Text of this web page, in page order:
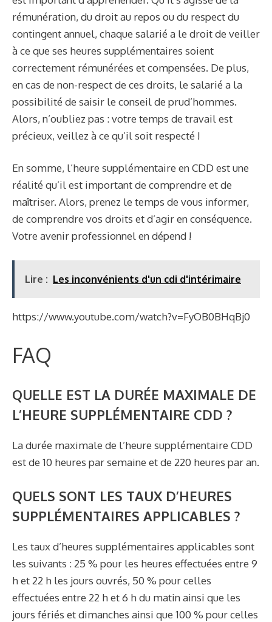
rémunération, du droit au repos ou du respect du
contingent annuel, chaque salarié a le droit de veiller
à ce que ses heures supplémentaires soient
correctement rémunérées et compensées. De plus,
en cas de non-respect de ces droits, le salarié a la
possibilité de saisir le conseil de prud’hommes.
Alors, n’oubliez pas : votre temps de travail est
précieux, veillez à ce qu’il soit respecté !
En somme, l’heure supplémentaire en CDD est une
réalité qu’il est important de comprendre et de
maîtriser. Alors, prenez le temps de vous informer,
de comprendre vos droits et d’agir en conséquence.
Votre avenir professionnel en dépend !
Lire : Les inconvénients d'un cdi d'intérimaire
https://www.youtube.com/watch?v=FyOB0BHqBj0
FAQ
QUELLE EST LA DURÉE MAXIMALE DE
L’HEURE SUPPLÉMENTAIRE CDD ?
La durée maximale de l’heure supplémentaire CDD
est de 10 heures par semaine et de 220 heures par an.
QUELS SONT LES TAUX D’HEURES
SUPPLÉMENTAIRES APPLICABLES ?
Les taux d’heures supplémentaires applicables sont
les suivants : 25 % pour les heures effectuées entre 9
h et 22 h les jours ouvrés, 50 % pour celles
effectuées entre 22 h et 6 h du matin ainsi que les
jours fériés et dimanches ainsi que 100 % pour celles